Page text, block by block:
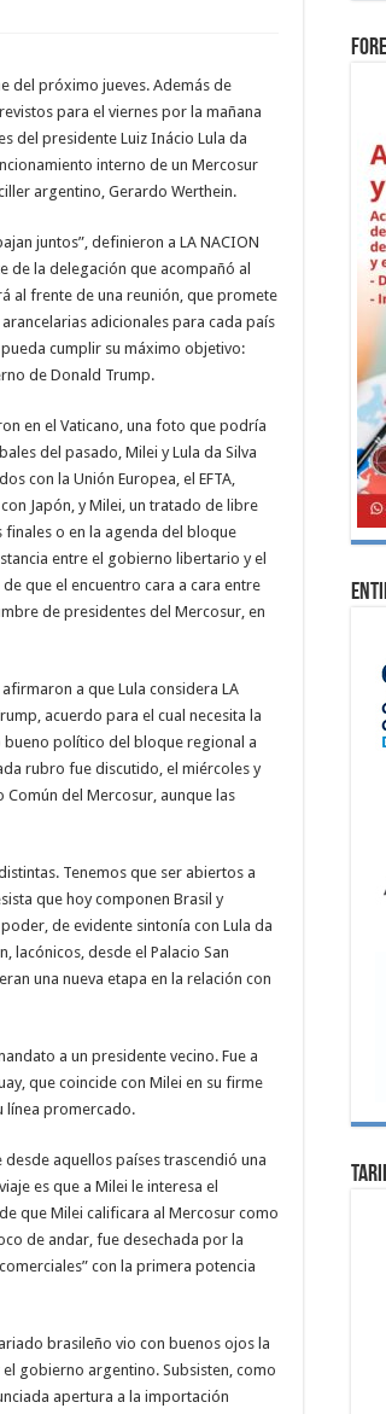
del próximo jueves. Además de
para el viernes por la mañana
del presidente Luiz Inácio Lula da
interno de un Mercosur
argentino, Gerardo Werthein.
juntos”, definieron a LA NACION
de la delegación que acompañó al
al frente de una reunión, que promete
adicionales para cada país
cumplir su máximo objetivo:
de Donald Trump.
en el Vaticano, una foto que podría
del pasado, Milei y Lula da Silva
con la Unión Europea, el EFTA,
Japón, y Milei, un tratado de libre
finales o en la agenda del bloque
entre el gobierno libertario y el
que el encuentro cara a cara entre
de presidentes del Mercosur, en
a que Lula considera LA
acuerdo para el cual necesita la
bueno político del bloque regional a
rubro fue discutido, el miércoles y
del Mercosur, aunque las
Tenemos que ser abiertos a
que hoy componen Brasil y
de evidente sintonía con Lula da
lacónicos, desde el Palacio San
una nueva etapa en la relación con
a un presidente vecino. Fue a
que coincide con Milei en su firme
línea promercado.
aquellos países trascendió una
es que a Milei le interesa el
que Milei calificara al Mercosur como
de andar, fue desechada por la
con la primera potencia
brasileño vio con buenos ojos la
gobierno argentino. Subsisten, como
apertura a la importación